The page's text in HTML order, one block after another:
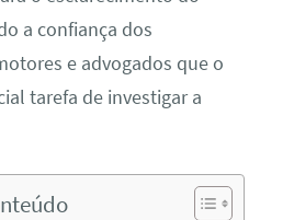
a confiança dos
e advogados que o
tarefa de investigar a